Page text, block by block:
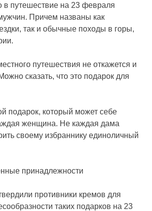
в путешествие на 23 февраля
Причем названы как
так и обычные походы в горы,
путешествия не откажется и
сказать, что это подарок для
подарок, который может себе
женщина. Не каждая дама
своему избраннику единоличный
принадлежности
противники кремов для
таких подарков на 23